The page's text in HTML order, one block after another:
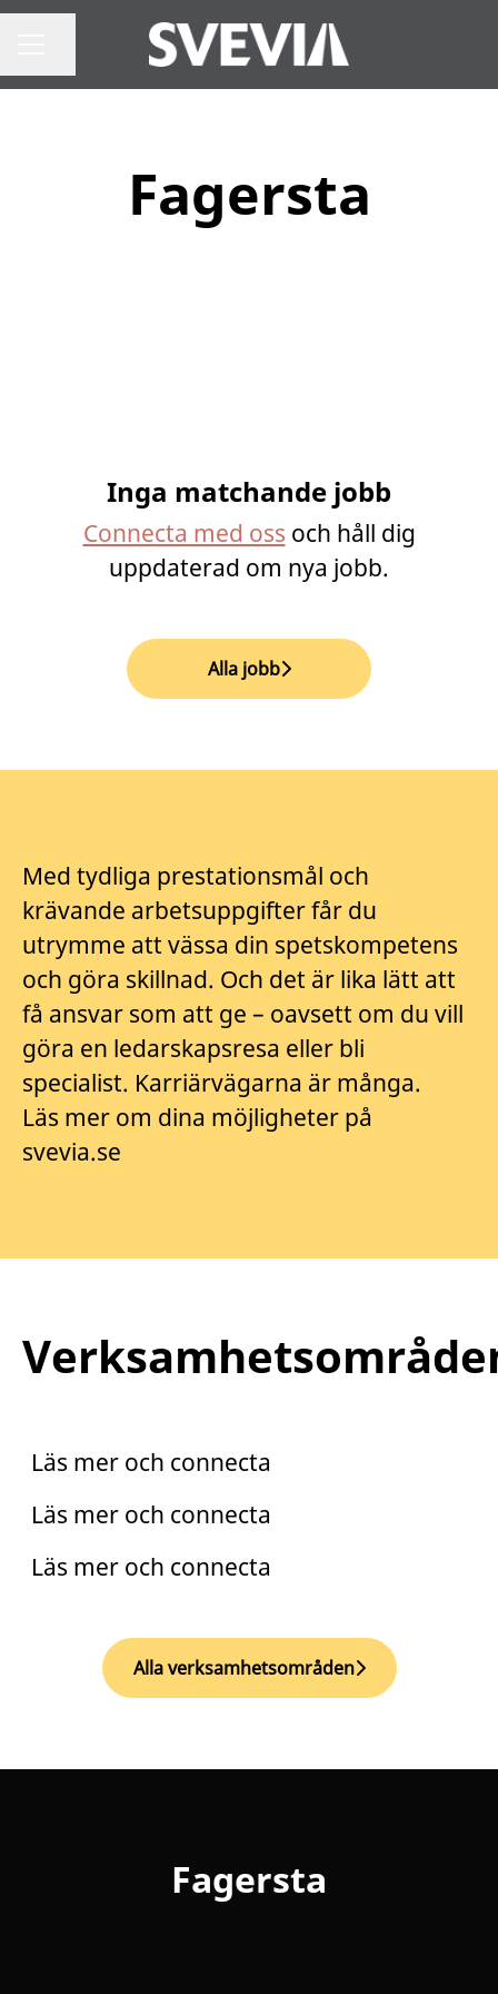
Fagersta
Inga matchande jobb
Connecta med oss och håll dig
uppdaterad om nya jobb.
Alla jobb
Med tydliga prestationsmål och
krävande arbetsuppgifter får du
utrymme att vässa din spetskompetens
och göra skillnad. Och det är lika lätt att
få ansvar som att ge – oavsett om du vill
göra en ledarskapsresa eller bli
specialist. Karriärvägarna är många.
Läs mer om dina möjligheter på
svevia.se
Läs mer och connecta
Läs mer och connecta
Läs mer och connecta
Alla verksamhetsområden
Fagersta